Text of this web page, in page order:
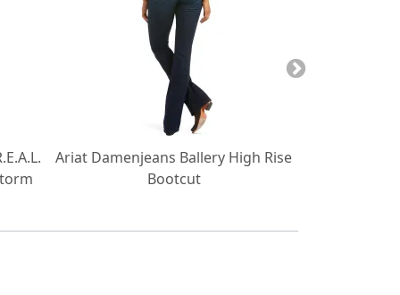
Ariat Damenjeans Ballery High Rise
Bootcut